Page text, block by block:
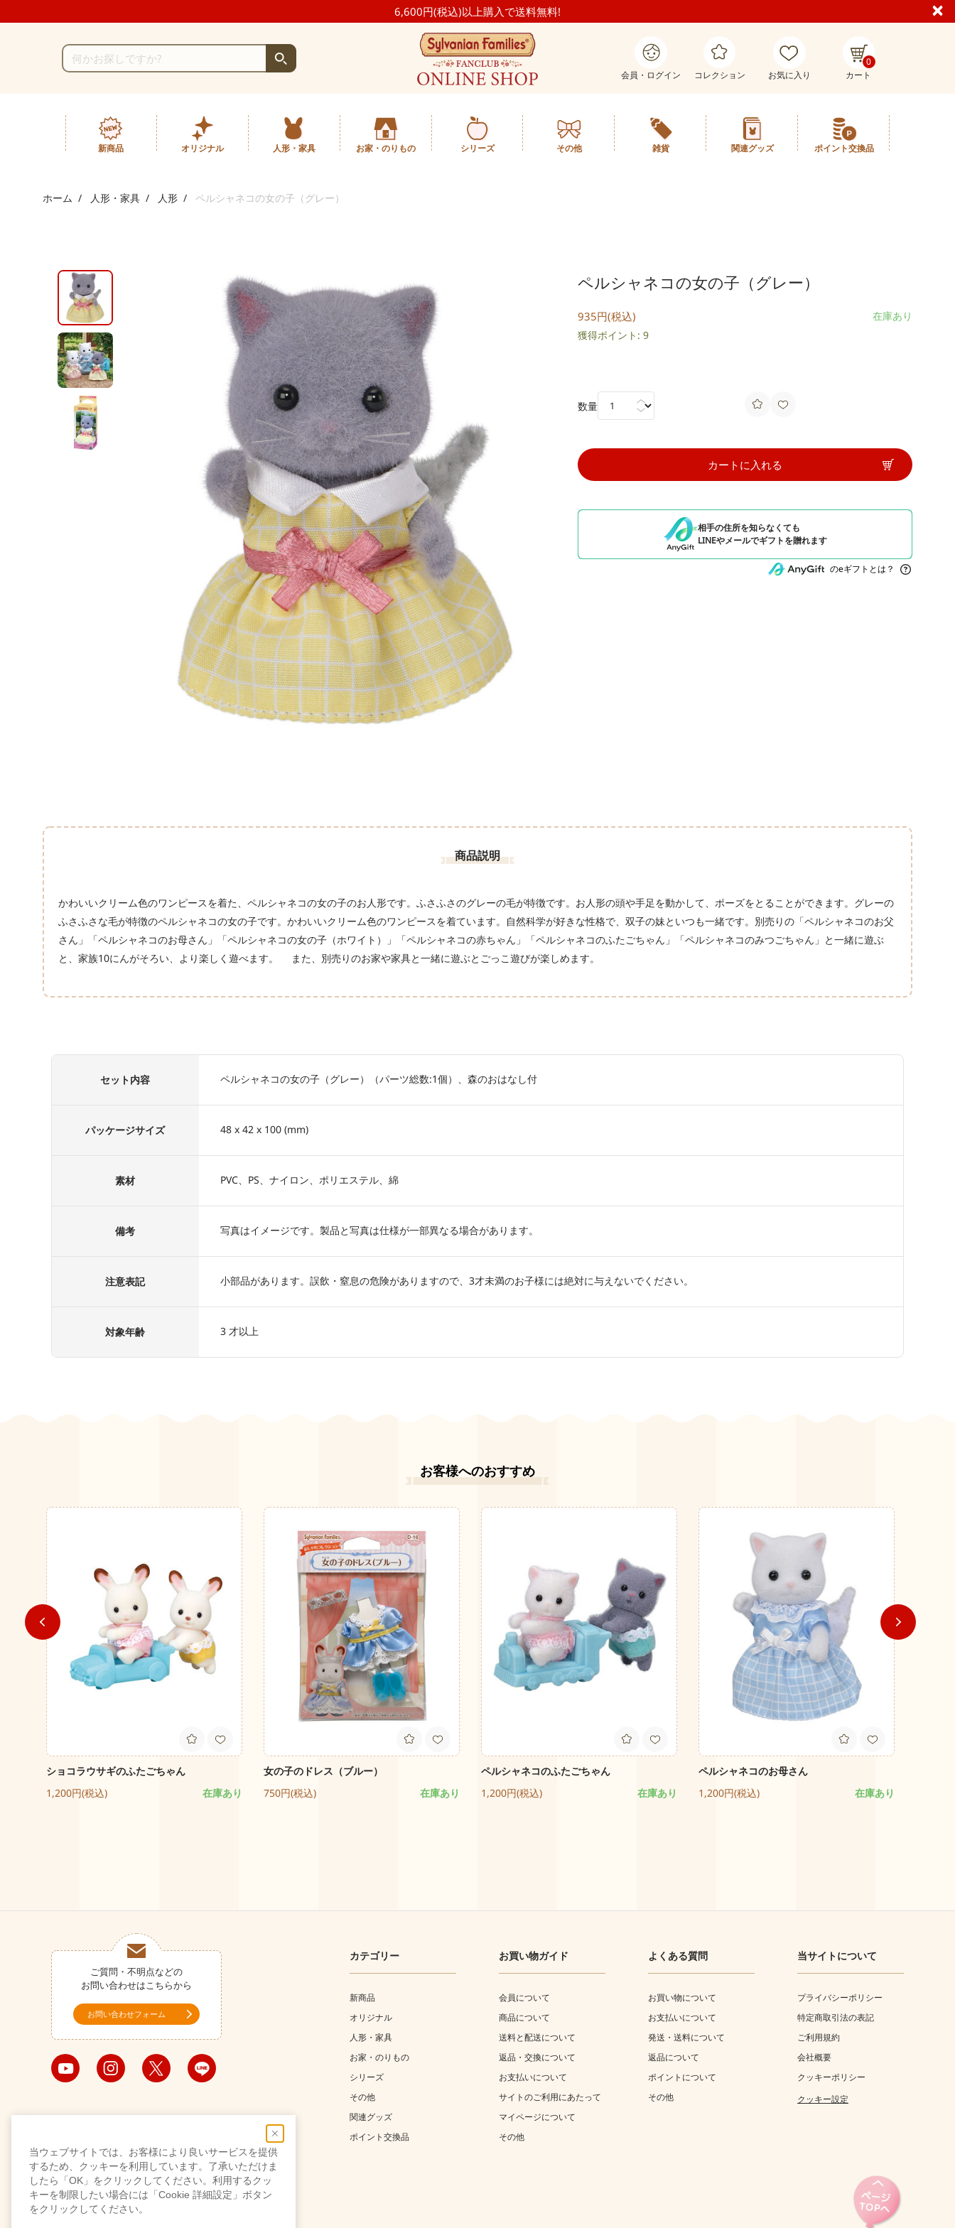
6,600円(税込)以上購入で送料無料!
会員・ログイン コレクション お気に入り
0
カート
新商品 オリジナル 人形・家具 お家・のりもの シリーズ その他 雑貨 関連グッズ ポイント交換品
ホーム 人形・家具 人形 ペルシャネコの女の子（グレー）
ペルシャネコの女の子（グレー）
935円(税込)
獲得ポイント: 9
在庫あり
数量
カートに入れる
相手の住所を知らなくても
LINEやメールでギフトを贈れます
のeギフトとは？
商品説明
かわいいクリーム色のワンピースを着た、ペルシャネコの女の子のお人形です。ふさふさのグレーの毛が特徴です。お人形の頭や手足を動かして、ポーズをとることができます。グレーの
ふさふさな毛が特徴のペルシャネコの女の子です。かわいいクリーム色のワンピースを着ています。自然科学が好きな性格で、双子の妹といつも一緒です。別売りの「ペルシャネコのお父
さん」「ペルシャネコのお母さん」「ペルシャネコの女の子（ホワイト）」「ペルシャネコの赤ちゃん」「ペルシャネコのふたごちゃん」「ペルシャネコのみつごちゃん」と一緒に遊ぶ
と、家族10にんがそろい、より楽しく遊べます。 また、別売りのお家や家具と一緒に遊ぶとごっこ遊びが楽しめます。
セット内容 ペルシャネコの女の子（グレー）（パーツ総数:1個）、森のおはなし付
パッケージサイズ 48 x 42 x 100 (mm)
素材 PVC、PS、ナイロン、ポリエステル、綿
備考 写真はイメージです。製品と写真は仕様が一部異なる場合があります。
注意表記 小部品があります。誤飲・窒息の危険がありますので、3才未満のお子様には絶対に与えないでください。
対象年齢 3 才以上
お客様へのおすすめ
ショコラウサギのふたごちゃん
1,200円(税込)
在庫あり
女の子のドレス（ブルー）
750円(税込)
在庫あり
ペルシャネコのふたごちゃん
1,200円(税込)
在庫あり
ペルシャネコのお母さん
1,200円(税込)
在庫あり
ご質問・不明点などの
お問い合わせはこちらから
お問い合わせフォーム
カテゴリー
新商品
オリジナル
人形・家具
お家・のりもの
シリーズ
その他
関連グッズ
ポイント交換品
お買い物ガイド
会員について
商品について
送料と配送について
返品・交換について
お支払いについて
サイトのご利用にあたって
マイページについて
その他
よくある質問
お買い物について
お支払いについて
発送・送料について
返品について
ポイントについて
その他
当サイトについて
プライバシーポリシー
特定商取引法の表記
ご利用規約
会社概要
クッキーポリシー
クッキー設定
当ウェブサイトでは、お客様により良いサービスを提供
するため、クッキーを利用しています。了承いただけま
したら「OK」をクリックしてください。利用するクッ
キーを制限したい場合には「Cookie 詳細設定」ボタン
をクリックしてください。